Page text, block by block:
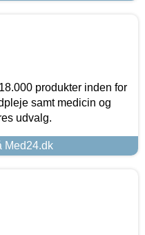
produkter inden for
samt medicin og
udvalg.
Med24.dk